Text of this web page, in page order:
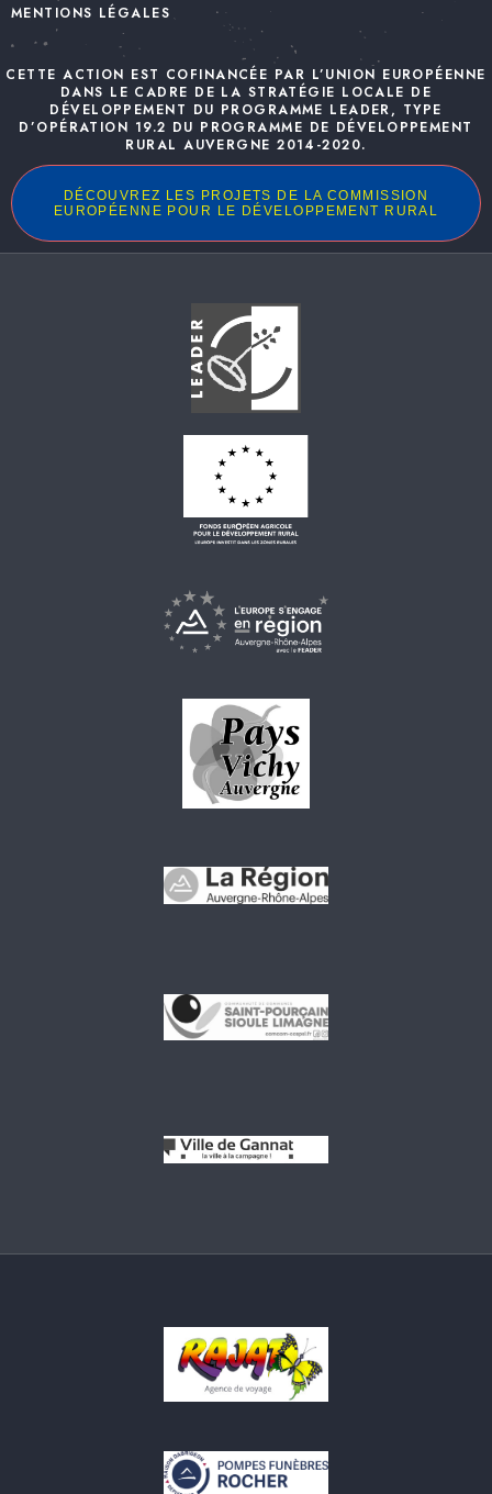
MENTIONS LÉGALES
CETTE ACTION EST COFINANCÉE PAR L’UNION EUROPÉENNE
DANS LE CADRE DE LA STRATÉGIE LOCALE DE
DÉVELOPPEMENT DU PROGRAMME LEADER, TYPE
D’OPÉRATION 19.2 DU PROGRAMME DE DÉVELOPPEMENT
RURAL AUVERGNE 2014-2020.
DÉCOUVREZ LES PROJETS DE LA COMMISSION
EUROPÉENNE POUR LE DÉVELOPPEMENT RURAL